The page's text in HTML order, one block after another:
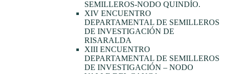
SEMILLEROS-NODO QUINDÍO.
XIV ENCUENTRO
DEPARTAMENTAL DE SEMILLEROS
DE INVESTIGACIÓN DE
RISARALDA
XIII ENCUENTRO
DEPARTAMENTAL DE SEMILLEROS
DE INVESTIGACIÓN – NODO